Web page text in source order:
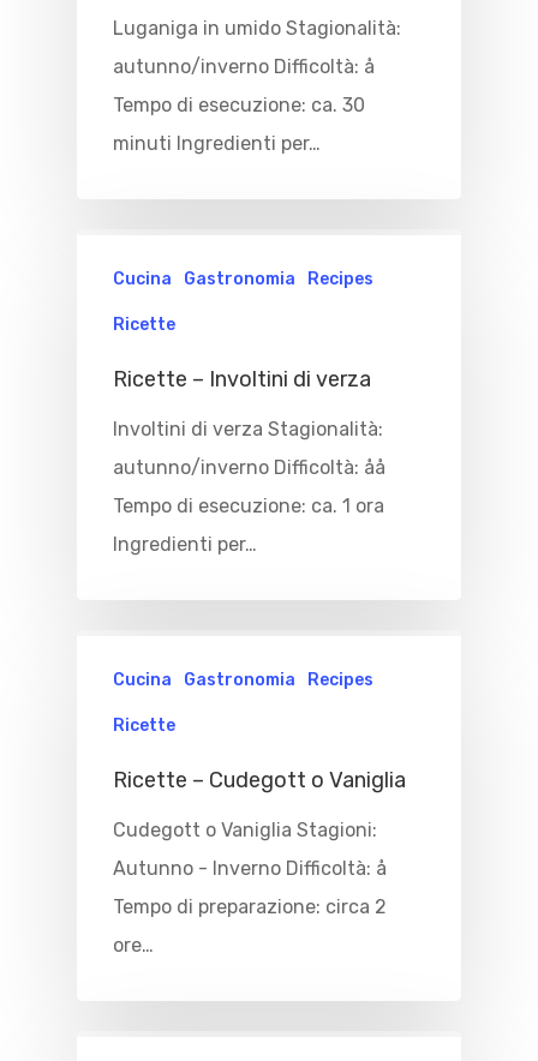
Luganiga in umido Stagionalità:
autunno/inverno Difficoltà: å
Tempo di esecuzione: ca. 30
minuti Ingredienti per…
Cucina Gastronomia Recipes
Ricette
Ricette – Involtini di verza
Involtini di verza Stagionalità:
autunno/inverno Difficoltà: åå
Tempo di esecuzione: ca. 1 ora
Ingredienti per…
Cucina Gastronomia Recipes
Ricette
Ricette – Cudegott o Vaniglia
Cudegott o Vaniglia Stagioni:
Autunno - Inverno Difficoltà: å
Tempo di preparazione: circa 2
ore…